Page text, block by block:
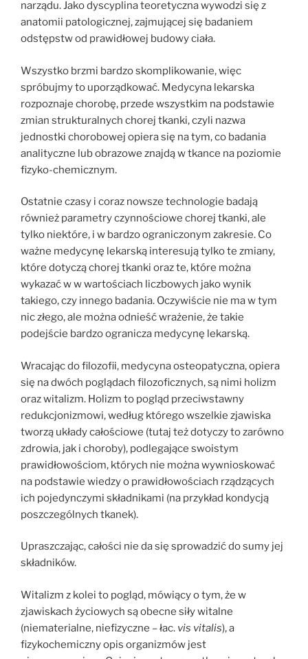
narządu. Jako dyscyplina teoretyczna wywodzi się z
anatomii patologicznej, zajmującej się badaniem
odstępstw od prawidłowej budowy ciała.
Wszystko brzmi bardzo skomplikowanie, więc
spróbujmy to uporządkować. Medycyna lekarska
rozpoznaje chorobę, przede wszystkim na podstawie
zmian strukturalnych chorej tkanki, czyli nazwa
jednostki chorobowej opiera się na tym, co badania
analityczne lub obrazowe znajdą w tkance na poziomie
fizyko-chemicznym.
Ostatnie czasy i coraz nowsze technologie badają
również parametry czynnościowe chorej tkanki, ale
tylko niektóre, i w bardzo ograniczonym zakresie. Co
ważne medycynę lekarską interesują tylko te zmiany,
które dotyczą chorej tkanki oraz te, które można
wykazać w w wartościach liczbowych jako wynik
takiego, czy innego badania. Oczywiście nie ma w tym
nic złego, ale można odnieść wrażenie, że takie
podejście bardzo ogranicza medycynę lekarską.
Wracając do filozofii, medycyna osteopatyczna, opiera
się na dwóch poglądach filozoficznych, są nimi holizm
oraz witalizm. Holizm to pogląd przeciwstawny
redukcjonizmowi, według którego wszelkie zjawiska
tworzą układy całościowe (tutaj też dotyczy to zarówno
zdrowia, jak i choroby), podlegające swoistym
prawidłowościom, których nie można wywnioskować
na podstawie wiedzy o prawidłowościach rządzących
ich pojedynczymi składnikami (na przykład kondycją
poszczególnych tkanek).
Upraszczając, całości nie da się sprowadzić do sumy jej
składników.
Witalizm z kolei to pogląd, mówiący o tym, że w
zjawiskach życiowych są obecne siły witalne
(niematerialne, niefizyczne – łac. vis vitalis), a
fizykochemiczny opis organizmów jest